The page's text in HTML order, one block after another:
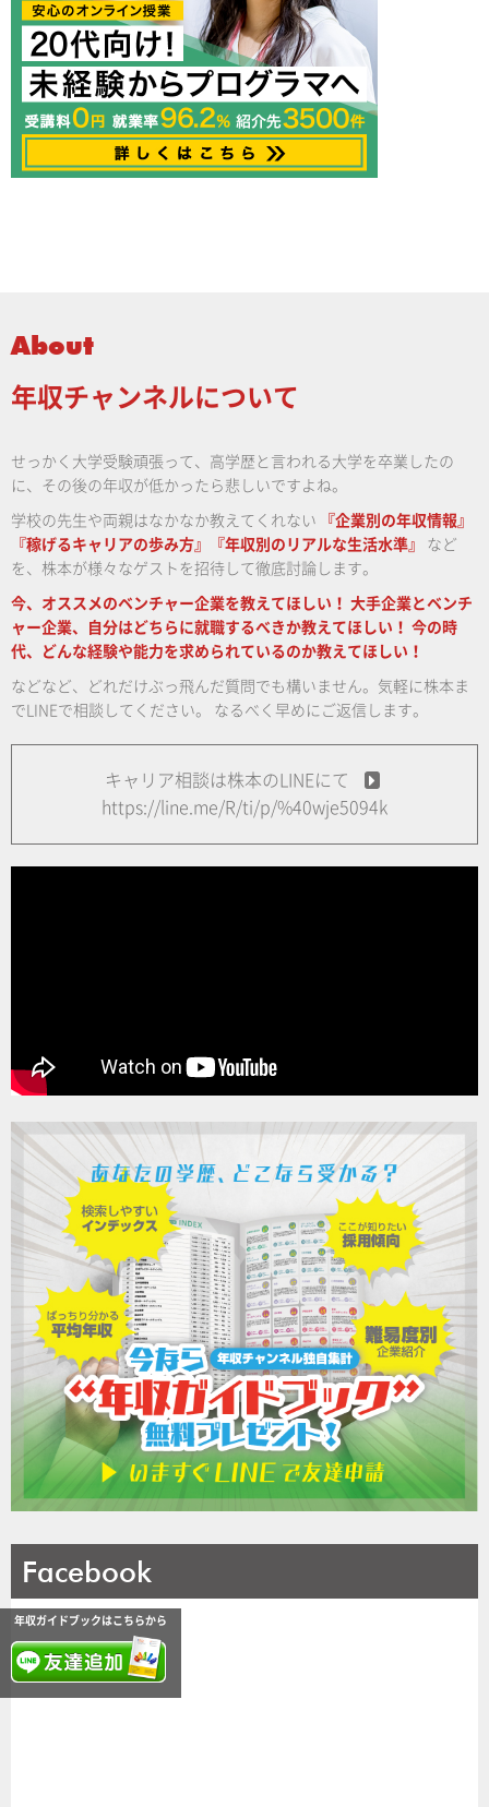
About
年収チャンネルについて
せっかく大学受験頑張って、高学歴と言われる大学を卒業したの
に、その後の年収が低かったら悲しいですよね。
学校の先生や両親はなかなか教えてくれない
『企業別の年収情報』
『稼げるキャリアの歩み方』『年収別のリアルな生活水準』
など
を、株本が様々なゲストを招待して徹底討論します。
今、オススメのベンチャー企業を教えてほしい！ 大手企業とベンチ
ャー企業、自分はどちらに就職するべきか教えてほしい！ 今の時
代、どんな経験や能力を求められているのか教えてほしい！
などなど、どれだけぶっ飛んだ質問でも構いません。気軽に株本ま
でLINEで相談してください。
なるべく早めにご返信します。
キャリア相談は株本のLINEにて
https://line.me/R/ti/p/%40wje5094k
Facebook
年収ガイドブックはこちらから